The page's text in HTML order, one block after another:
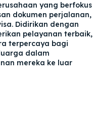
yang berfokus
dokumen perjalanan,
Didirikan dengan
pelayanan terbaik,
terpercaya bagi
dalam
mereka ke luar